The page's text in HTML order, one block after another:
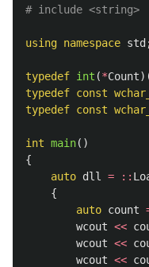
using namespace std
typedef int (*Count
typedef const
typedef const
int main()
{
auto dll = ::
{
auto count
wcout <<
wcout <<
wcout <<